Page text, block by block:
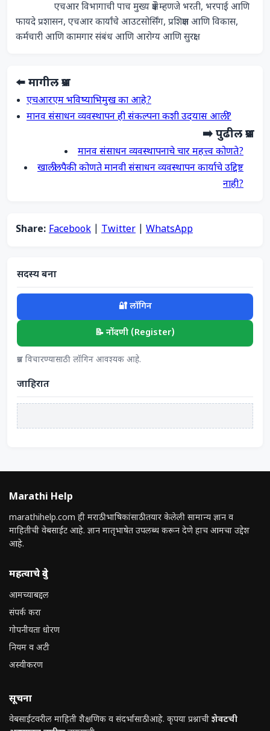
फायदे प्रशासन, एचआर कार्यांचे आउटसोर्सिंग, प्रशिक्षण आणि विकास,
कर्मचारी आणि कामगार संबंध आणि आरोग्य आणि सुरक्षा
⬅️ मागील प्रश्न
एचआरएम भविष्याभिमुख का आहे?
मानव संसाधन व्यवस्थापन ही संकल्पना कशी उदयास आली?
➡️ पुढील प्रश्न
मानव संसाधन व्यवस्थापनाचे चार महत्त्व कोणते?
खालीलपैकी कोणते मानवी संसाधन व्यवस्थापन कार्याचे उद्दिष्ट
नाही?
Share: Facebook Twitter WhatsApp
सदस्य बना
🔐 लॉगिन
📝 नोंदणी (Register)
प्रश्न विचारण्यासाठी लॉगिन आवश्यक आहे.
जाहिरात
Marathi Help
marathihelp.com ही मराठी भाषिकांसाठी तयार केलेली सामान्य ज्ञान व
माहितीची वेबसाईट आहे. ज्ञान मातृभाषेत उपलब्ध करून देणे हाच आमचा उद्देश
आहे.
महत्वाचे दुवे
आमच्याबद्दल
संपर्क करा
गोपनीयता धोरण
नियम व अटी
अस्वीकरण
सूचना
वेबसाईटवरील माहिती शैक्षणिक व संदर्भासाठी आहे. कृपया प्रश्नाची शेवटची